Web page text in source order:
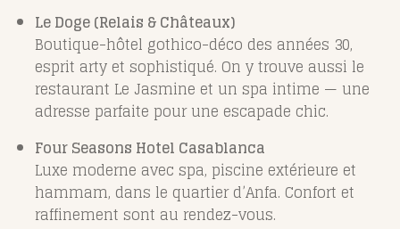
Le Doge (Relais & Châteaux)
Boutique-hôtel gothico-déco des années 30,
esprit arty et sophistiqué. On y trouve aussi le
restaurant Le Jasmine et un spa intime — une
adresse parfaite pour une escapade chic.
Four Seasons Hotel Casablanca
Luxe moderne avec spa, piscine extérieure et
hammam, dans le quartier d’Anfa. Confort et
raffinement sont au rendez-vous.